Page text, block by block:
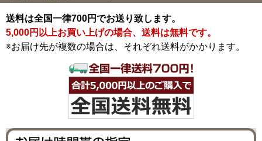
送料は全国一律700円でお送り致します。
5,000円以上お買い上げの場合、送料は無料です。
※お届け先が複数の場合は、それぞれ送料がかかります。